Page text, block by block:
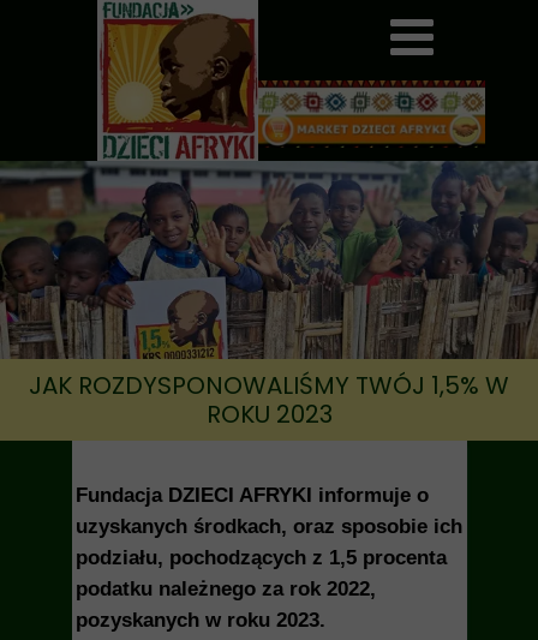
JAK ROZDYSPONOWALIŚMY TWÓJ 1,5% W
ROKU 2023
Fundacja DZIECI AFRYKI informuje o
uzyskanych środkach, oraz sposobie ich
podziału, pochodzących z 1,5 procenta
podatku należnego za rok 2022,
pozyskanych w roku 2023.